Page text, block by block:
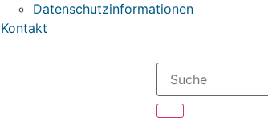
Datenschutzinformationen
Kontakt